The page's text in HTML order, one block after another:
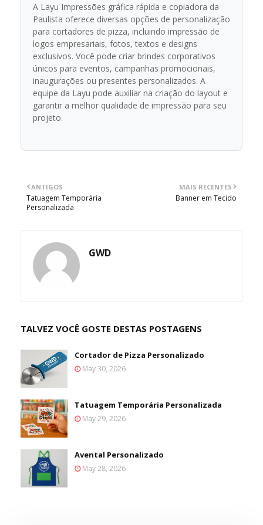
A Layu Impressões gráfica rápida e copiadora da
Paulista oferece diversas opções de personalização
para cortadores de pizza, incluindo impressão de
logos empresariais, fotos, textos e designs
exclusivos. Você pode criar brindes corporativos
únicos para eventos, campanhas promocionais,
inaugurações ou presentes personalizados. A
equipe da Layu pode auxiliar na criação do layout e
garantir a melhor qualidade de impressão para seu
projeto.
MAIS RECENTES
Banner em Tecido
ANTIGOS
Tatuagem Temporária
Personalizada
GWD
TALVEZ VOCÊ GOSTE DESTAS POSTAGENS
Cortador de Pizza Personalizado
May 30, 2026
Tatuagem Temporária Personalizada
May 29, 2026
Avental Personalizado
May 28, 2026